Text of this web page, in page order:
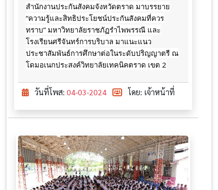
สำนักงานประกันสังคมจังหวัดตราด มาบรรยาย
“ความรู้และสิทธิประโยชน์ประกันสังคมที่ควร
ทราบ” มหาวิทยาลัยราชภัฏรำไพพรรณี และ
โรงเรียนศรีจันทร์การบริบาล มาแนะแนว
ประชาสัมพันธ์การศึกษาต่อในระดับปริญญาตรี ณ
โดมอเนกประสงค์วิทยาลัยเทคนิคตราด เขต 2
วันที่โพส: 04-03-2024 โดย: เจ้าหน้าที่